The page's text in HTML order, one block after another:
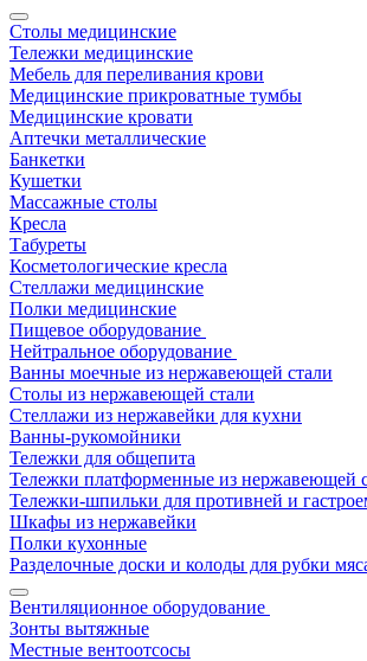
Столы медицинские
Тележки медицинские
Мебель для переливания крови
Медицинские прикроватные тумбы
Медицинские кровати
Аптечки металлические
Банкетки
Кушетки
Массажные столы
Кресла
Табуреты
Косметологические кресла
Стеллажи медицинские
Полки медицинские
Пищевое оборудование
Нейтральное оборудование
Ванны моечные из нержавеющей стали
Столы из нержавеющей стали
Стеллажи из нержавейки для кухни
Ванны-рукомойники
Тележки для общепита
Тележки платформенные из нержавеющей
Тележки-шпильки для противней и
Шкафы из нержавейки
Полки кухонные
Разделочные доски и колоды для рубки
Вентиляционное оборудование
Зонты вытяжные
Местные вентоотсосы